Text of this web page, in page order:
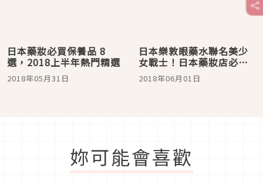
日本藥妝必買保養品 8
選，2018上半年熱門精選
2018年05月31日
日本樂敦眼藥水聯名美少
女戰士！日本藥妝店必買
小花眼藥水限量出擊
2018年06月01日
妳可能會喜歡